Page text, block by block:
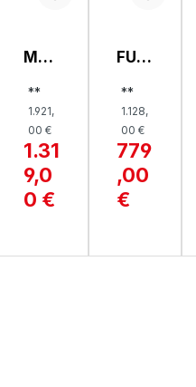
MEG
FA,
NEE
LIA
**
1.921,
00 €
1.31
9,0
0 €
FUN
ONS
SOF
A,
SAI
GON
**
1.128,
00 €
779
,00
€